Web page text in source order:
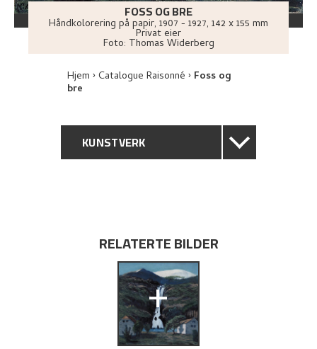
FOSS OG BRE
Håndkolorering på papir, 1907 - 1927, 142 x 155 mm
Privat eier
Foto: Thomas Widerberg
Hjem Catalogue Raisonné Foss og
bre
KUNSTVERK
PROVENIENS
UTFORSK
RELATERTE BILDER
+